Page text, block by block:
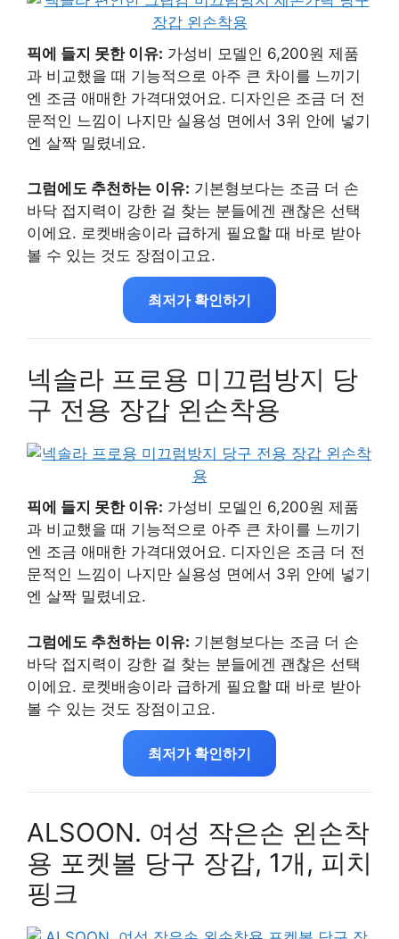
픽에 들지 못한 이유: 가성비 모델인 6,200원 제품
과 비교했을 때 기능적으로 아주 큰 차이를 느끼기
엔 조금 애매한 가격대였어요. 디자인은 조금 더 전
문적인 느낌이 나지만 실용성 면에서 3위 안에 넣기
엔 살짝 밀렸네요.
그럼에도 추천하는 이유: 기본형보다는 조금 더 손
바닥 접지력이 강한 걸 찾는 분들에겐 괜찮은 선택
이에요. 로켓배송이라 급하게 필요할 때 바로 받아
볼 수 있는 것도 장점이고요.
최저가 확인하기
넥솔라 프로용 미끄럼방지 당
구 전용 장갑 왼손착용
픽에 들지 못한 이유: 가성비 모델인 6,200원 제품
과 비교했을 때 기능적으로 아주 큰 차이를 느끼기
엔 조금 애매한 가격대였어요. 디자인은 조금 더 전
문적인 느낌이 나지만 실용성 면에서 3위 안에 넣기
엔 살짝 밀렸네요.
그럼에도 추천하는 이유: 기본형보다는 조금 더 손
바닥 접지력이 강한 걸 찾는 분들에겐 괜찮은 선택
이에요. 로켓배송이라 급하게 필요할 때 바로 받아
볼 수 있는 것도 장점이고요.
최저가 확인하기
ALSOON. 여성 작은손 왼손착
용 포켓볼 당구 장갑, 1개, 피치
핑크